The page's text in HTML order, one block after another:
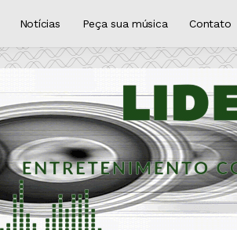
Notícias Peça sua música Contato